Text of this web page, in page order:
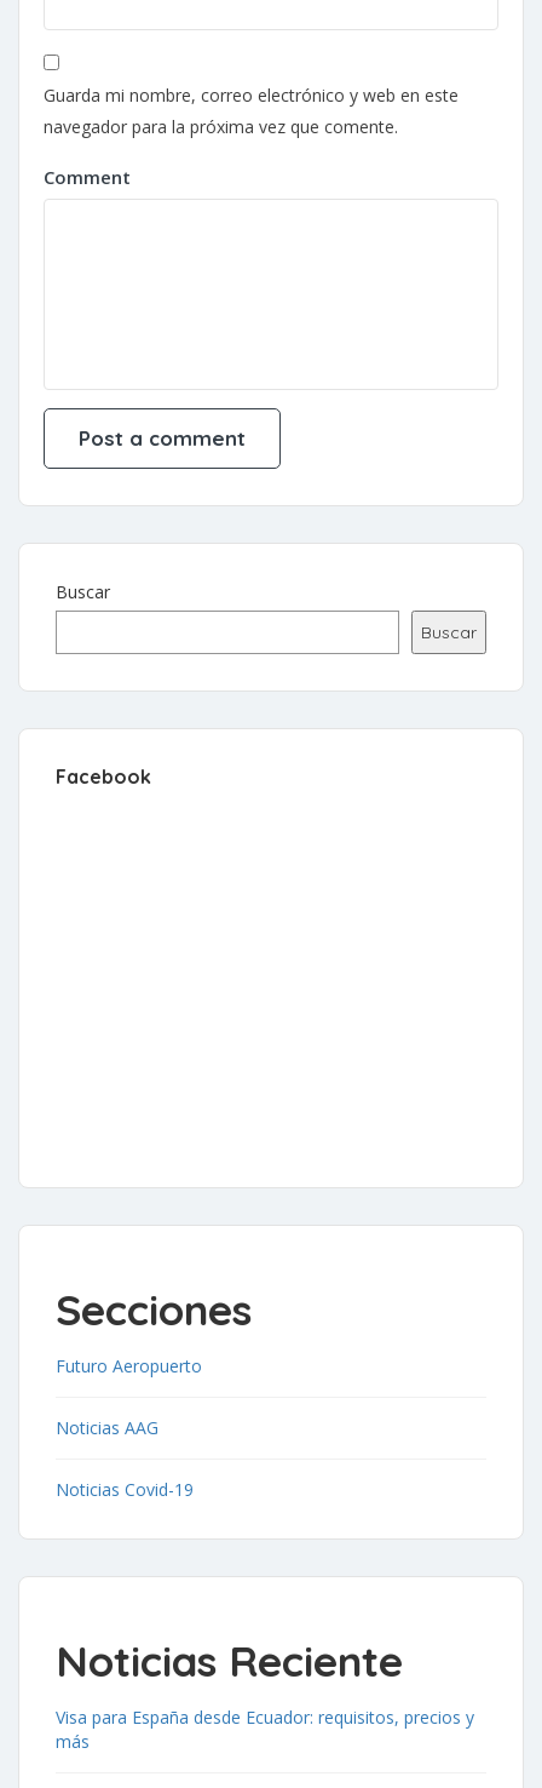
Guarda mi nombre, correo electrónico y web en este
navegador para la próxima vez que comente.
Comment
Buscar
Buscar
Facebook
Secciones
Futuro Aeropuerto
Noticias AAG
Noticias Covid-19
Noticias Reciente
Visa para España desde Ecuador: requisitos, precios y
más